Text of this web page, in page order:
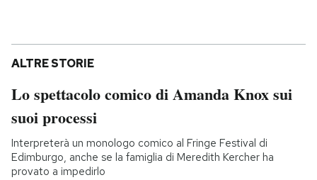
ALTRE STORIE
Lo spettacolo comico di Amanda Knox sui
suoi processi
Interpreterà un monologo comico al Fringe Festival di
Edimburgo, anche se la famiglia di Meredith Kercher ha
provato a impedirlo